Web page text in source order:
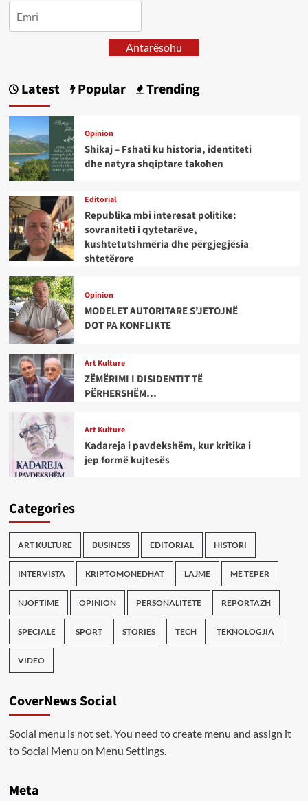
Antarësohu
Latest Popular Trending
Opinion
Shikaj – Fshati ku historia, identiteti
dhe natyra shqiptare takohen
Editorial
Republika mbi interesat politike:
sovraniteti i qytetarëve,
kushtetutshmëria dhe përgjegjësia
shtetërore
Opinion
MODELET AUTORITARE S’JETOJNË
DOT PA KONFLIKTE
Art Kulture
ZËMËRIMI I DISIDENTIT TË
PËRHERSHËM…
Art Kulture
Kadareja i pavdekshëm, kur kritika i
jep formë kujtesës
Categories
ART KULTURE BUSINESS EDITORIAL HISTORI
INTERVISTA KRIPTOMONEDHAT LAJME ME TEPER
NJOFTIME OPINION PERSONALITETE REPORTAZH
SPECIALE SPORT STORIES TECH TEKNOLOGJIA
VIDEO
CoverNews Social
Social menu is not set. You need to create menu and assign it
to Social Menu on Menu Settings.
Meta